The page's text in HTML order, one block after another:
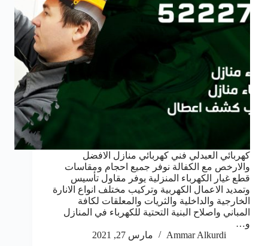
كهربائي العبدلي فني كهربائي منازل الافضل
والارخص مع الكفالة نوفر جميع احجام ومقاسات
قطع غيار الكهرباء المنزلية يوفر مقاول تأسيس
وتمديد الاعمال الكهربية وتركيب مختلف انواع الانارة
الخارجية والداخلية والثريات والمعلقات لكافة
المباني واصلاح البنية التحتية للكهرباء في المنازل
و…
Ammar Alkurdi
مارس 27, 2021